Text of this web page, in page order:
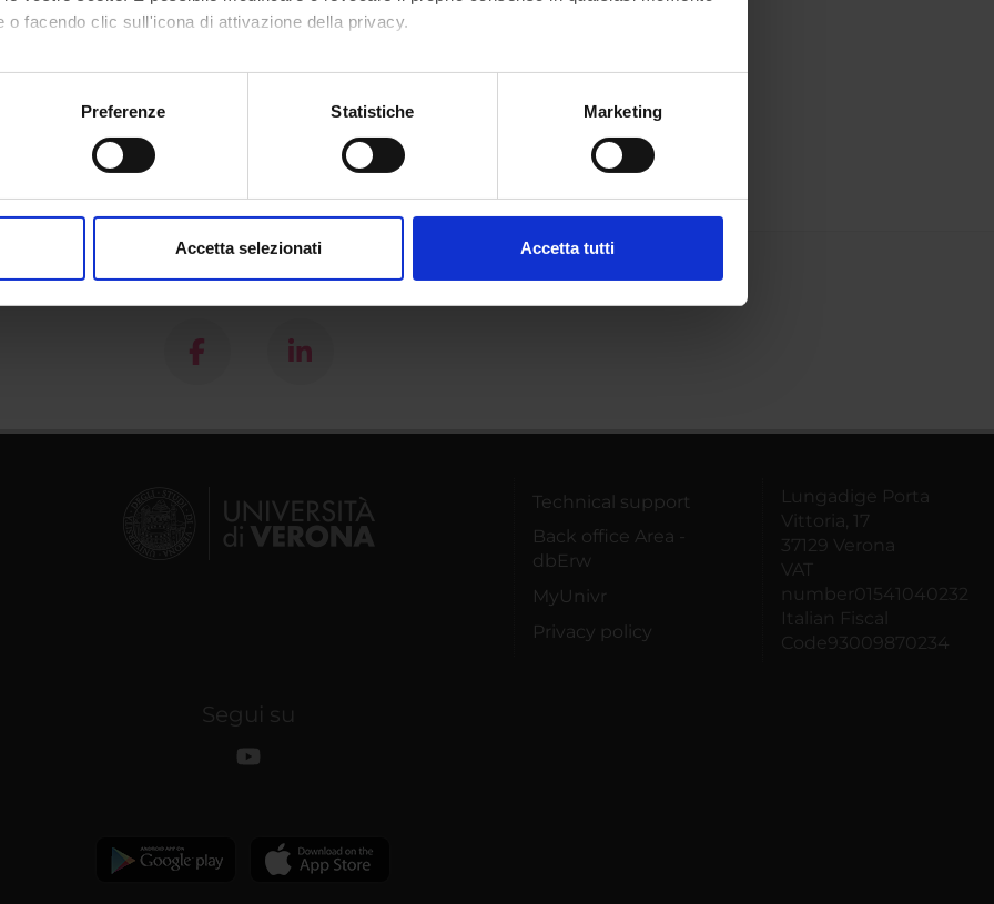
o facendo clic sull'icona di attivazione della privacy.
anche:
sulla tua posizione geografica, con un'approssimazione di qualche metro,
in qualsiasi momento dalla Dichiarazione sui cookie.
Preferenze Statistiche Marketing
Accetta selezionati Accetta tutti
Share
Technical support
Back office Area -
dbErw
MyUnivr
Privacy policy
Lungadige Porta
Vittoria, 17
37129 Verona
VAT
number01541040232
Italian Fiscal
Code93009870234
Segui su